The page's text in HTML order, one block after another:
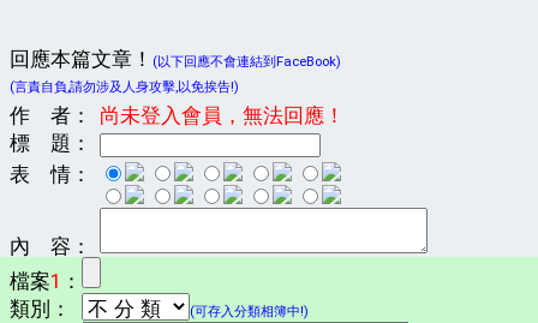
回應本篇文章！
(以下回應不會連結到FaceBook)
(言責自負,請勿涉及人身攻擊,以免挨告!)
作 者：
尚未登入會員，無法回應！
標 題：
表 情：
內 容：
檔案1 ：
類別：
(可存入分類相簿中!)